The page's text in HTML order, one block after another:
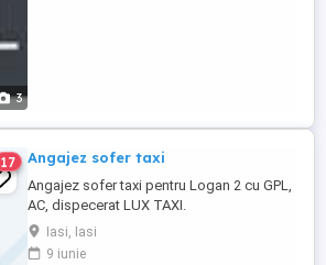
3
17 Angajez sofer taxi
Angajez sofer taxi pentru Logan 2 cu GPL,
AC, dispecerat LUX TAXI.
Iasi, Iasi
9 iunie